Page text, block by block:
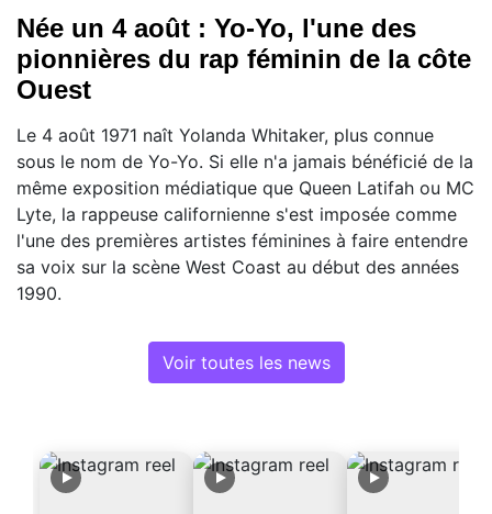
Née un 4 août : Yo-Yo, l'une des
pionnières du rap féminin de la côte
Ouest
Le 4 août 1971 naît Yolanda Whitaker, plus connue
sous le nom de Yo-Yo. Si elle n'a jamais bénéficié de la
même exposition médiatique que Queen Latifah ou MC
Lyte, la rappeuse californienne s'est imposée comme
l'une des premières artistes féminines à faire entendre
sa voix sur la scène West Coast au début des années
1990.
Voir toutes les news